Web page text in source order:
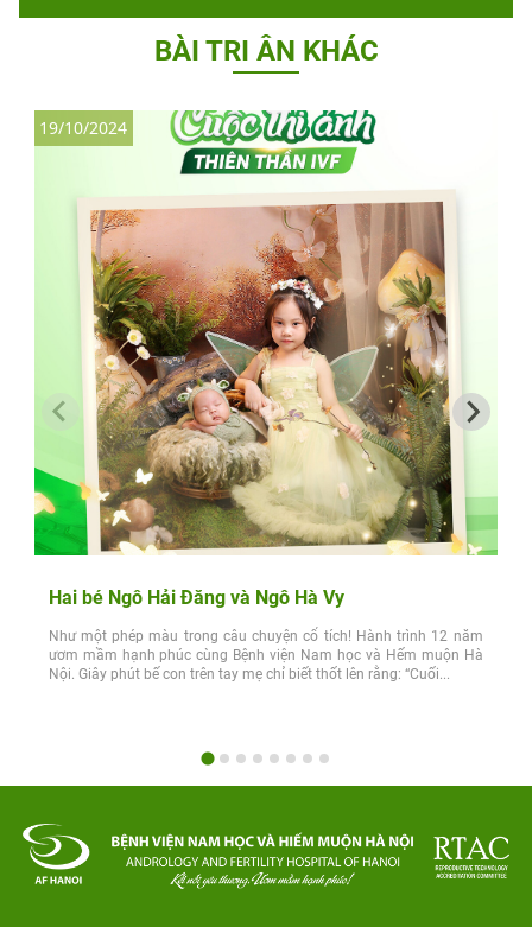
BÀI TRI ÂN KHÁC
Hai bé Ngô Hải Đăng và Ngô Hà Vy
Như một phép màu trong câu chuyện cổ tích! Hành trình 12 năm
ươm mầm hạnh phúc cùng Bệnh viện Nam học và Hếm muộn Hà
Nội. Giây phút bế con trên tay mẹ chỉ biết thốt lên rằng: “Cuối...
19/10/2024